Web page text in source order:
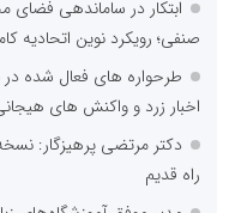
از جام جهانی تا مدیریت
محبوب، شایعات مافیا شکل
راز نبوغ نایکی؛ چگونه
جام جهانی
رونالدو
یاسین گلمحمدی؛ نابغه